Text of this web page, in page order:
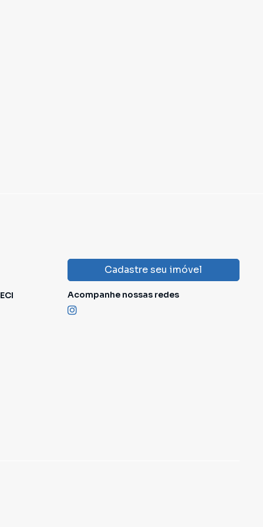
Cadastre seu imóvel
Acompanhe nossas redes